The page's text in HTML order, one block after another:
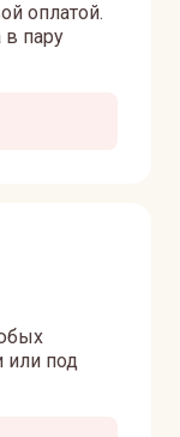
оплатой.
пару
или под